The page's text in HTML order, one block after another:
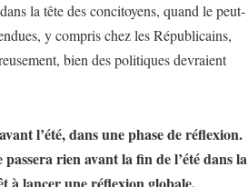
la tête des concitoyens, quand le peut-
y compris chez les Républicains,
bien des politiques devraient
l’été, dans une phase de réflexion.
rien avant la fin de l’été dans la
à lancer une réflexion globale.